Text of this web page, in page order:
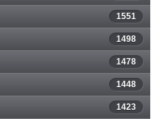
1551
1498
1478
1448
1423